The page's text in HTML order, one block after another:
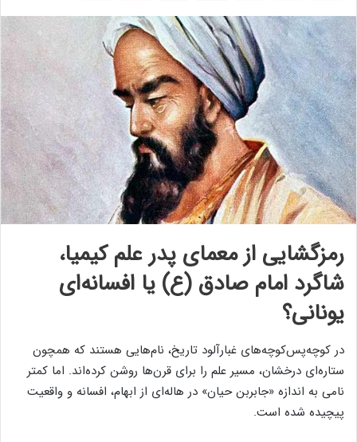
رمزگشایی از معمای پدر علم کیمیا،
شاگرد امام صادق (ع) یا افسانه‌ای
یونانی؟
در کوچه‌پس‌کوچه‌های غبارآلود تاریخ، نام‌هایی هستند که همچون
ستاره‌ای درخشان، مسیر علم را برای قرن‌ها روشن کرده‌اند. اما کمتر
نامی به اندازه «جابربن حیان» در هاله‌ای از ابهام، افسانه و واقعیت
پیچیده شده است.